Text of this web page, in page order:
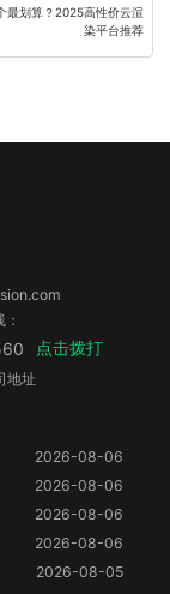
最划算？2025高性价云渲
染平台推荐
2026-08-06
2026-08-06
2026-08-06
2026-08-06
2026-08-05
点击拨打
地址